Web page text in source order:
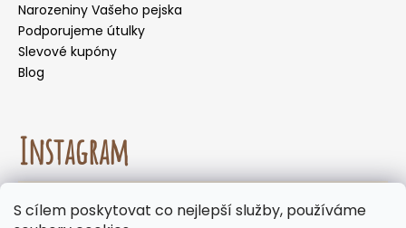
S cílem poskytovat co nejlepší služby, používáme
měsíců nedoporučujeme volit doručení do
Narozeniny Vašeho pejska
Podporujeme útulky
Slevové kupóny
Blog
Instagram